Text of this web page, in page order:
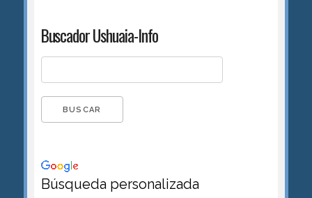
Buscador Ushuaia-Info
Búsqueda personalizada